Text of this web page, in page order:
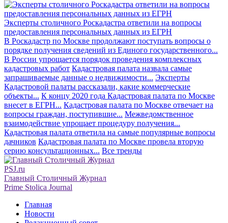
Эксперты столичного Роскадастра ответили на вопросы
предоставления персональных данных из ЕГРН
В Роскадастр по Москве продолжают поступать вопросы о
порядке получения сведений из Единого государственного...
В России упрощается порядок проведения комплексных
кадастровых работ Кадастровая палата назвала самые
запрашиваемые данные о недвижимости... Эксперты
Кадастровой палаты рассказали, какие коммерческие
объекты... К концу 2020 года Кадастровая палата по Москве
внесет в ЕГРН... Кадастровая палата по Москве отвечает на
вопросы граждан, поступившие... Межведомственное
взаимодействие упрощает процедуру получения...
Кадастровая палата ответила на самые популярные вопросы
дачников Кадастровая палата по Москве провела вторую
серию консультационных... Все тренды
PSJ.ru
Главный Столичный Журнал
Prime Stolica Journal
Главная
Новости